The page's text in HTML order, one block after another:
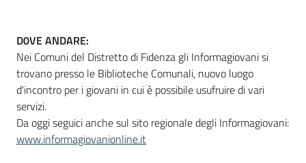
D0VE ANDARE:
Nei Comuni del Distretto di Fidenza gli Informagiovani si
trovano presso le Biblioteche Comunali, nuovo luogo
d'incontro per i giovani in cui è possibile usufruire di vari
servizi.
Da oggi seguici anche sul sito regionale degli Informagiovani:
www.informagiovanionline.it